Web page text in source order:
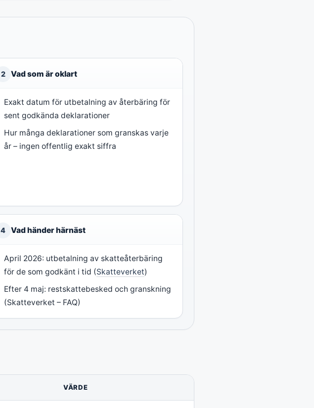
2 Vad som är oklart
Exakt datum för utbetalning av återbäring för
sent godkända deklarationer
Hur många deklarationer som granskas varje
år – ingen offentlig exakt siffra
4 Vad händer härnäst
April 2026: utbetalning av skatteåterbäring
för de som godkänt i tid (Skatteverket)
Efter 4 maj: restskattebesked och granskning
(Skatteverket – FAQ)
VÄRDE